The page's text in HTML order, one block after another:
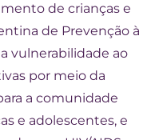
de crianças e
de Prevenção à
vulnerabilidade ao
por meio da
a comunidade
e adolescentes, e